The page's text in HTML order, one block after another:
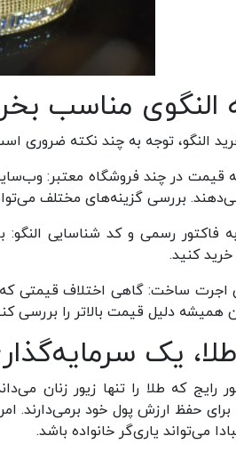
النگوی مناسب
النگو، توجه به چند نکته ضروری
قیمت در چند فروشگاه معتبر:
می‌دهند. بررسی گزینه‌های مختلف
فاکتور رسمی و کد شناسایی النگو:
کنید.
اجرت ساخت: گاهی اختلاف قیمتی
همیشه دلیل قیمت بالاتر را بررسی
طلا، یک
رایج که طلا را تنها زیور زنان
حفظ ارزش پول خود برمی‌دارند.
می‌تواند یاری‌گر خانواده باشد.